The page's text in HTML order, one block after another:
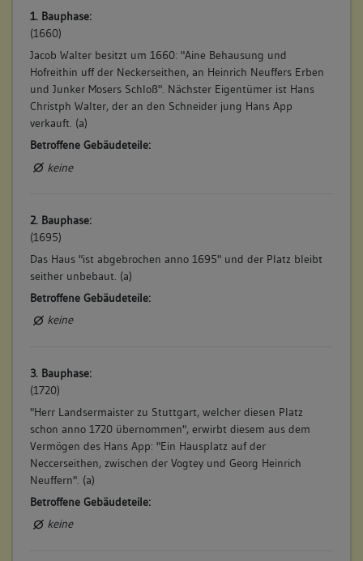
1. Bauphase:
(1660)
Jacob Walter besitzt um 1660: "Aine Behausung und
Hofreithin uff der Neckerseithen, an Heinrich Neuffers Erben
und Junker Mosers Schloß". Nächster Eigentümer ist Hans
Christph Walter, der an den Schneider jung Hans App
verkauft. (a)
Betroffene Gebäudeteile:
keine
2. Bauphase:
(1695)
Das Haus "ist abgebrochen anno 1695" und der Platz bleibt
seither unbebaut. (a)
Betroffene Gebäudeteile:
keine
3. Bauphase:
(1720)
"Herr Landsermaister zu Stuttgart, welcher diesen Platz
schon anno 1720 übernommen", erwirbt diesem aus dem
Vermögen des Hans App: "Ein Hausplatz auf der
Neccerseithen, zwischen der Vogtey und Georg Heinrich
Neuffern". (a)
Betroffene Gebäudeteile:
keine